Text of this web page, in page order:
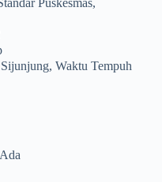
Puskesmas,
Waktu Tempuh